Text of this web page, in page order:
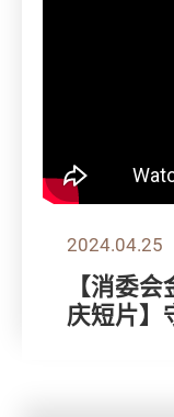
2024.04.25
【消委
庆短片】